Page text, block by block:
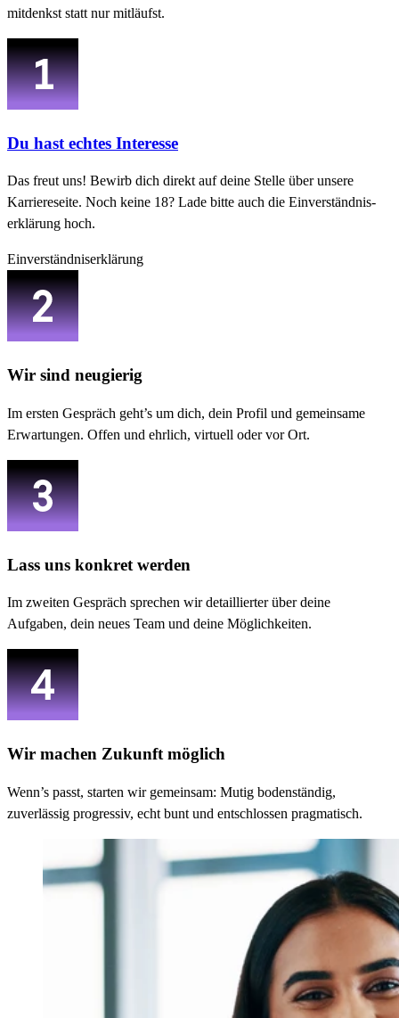
mitdenkst statt nur mitläufst.
Du hast echtes Interesse
Das freut uns! Bewirb dich direkt auf deine Stelle über unsere
Karriereseite. Noch keine 18? Lade bitte auch die Einverständnis­
erklärung hoch.
Einverständniserklärung
Wir sind neugierig
Im ersten Gespräch geht’s um dich, dein Profil und gemeinsame
Erwartungen. Offen und ehrlich, virtuell oder vor Ort.
Lass uns konkret werden
Im zweiten Gespräch sprechen wir detaillierter über deine
Aufgaben, dein neues Team und deine Möglichkeiten.
Wir machen Zukunft möglich
Wenn’s passt, starten wir gemeinsam: Mutig bodenständig,
zuverlässig progressiv, echt bunt und entschlossen pragmatisch.